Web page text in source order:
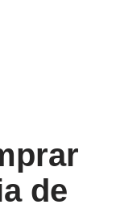
de